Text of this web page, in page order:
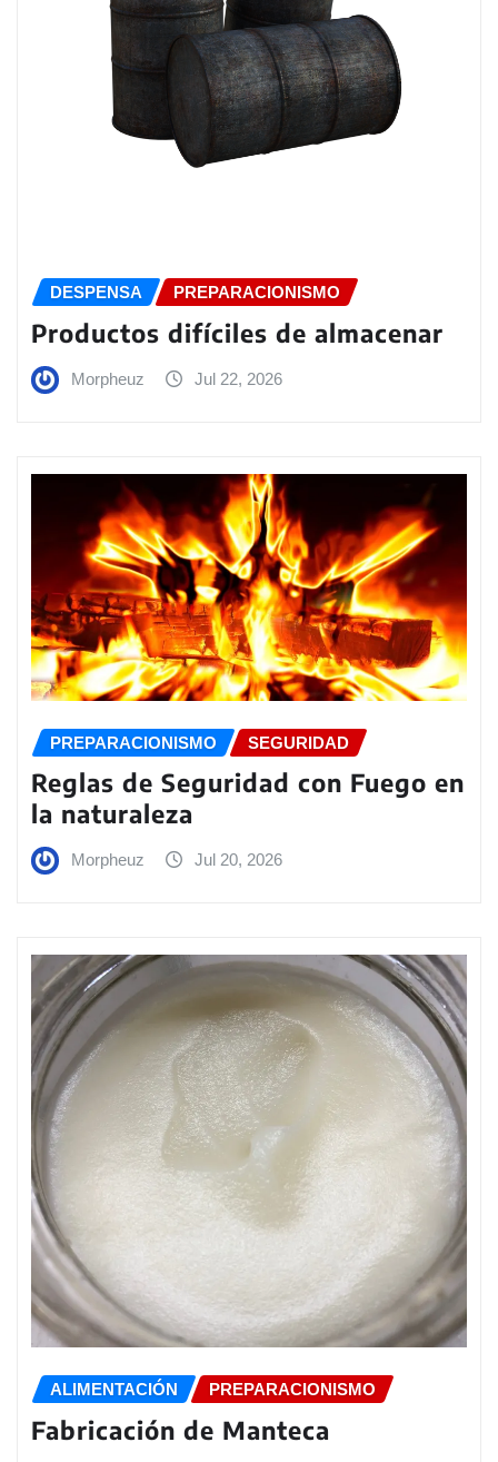
DESPENSA PREPARACIONISMO
Productos difíciles de almacenar
Morpheuz Jul 22, 2026
PREPARACIONISMO SEGURIDAD
Reglas de Seguridad con Fuego en
la naturaleza
Morpheuz Jul 20, 2026
ALIMENTACIÓN PREPARACIONISMO
Fabricación de Manteca